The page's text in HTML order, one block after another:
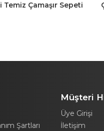
Çamaşır Sepeti
Şartları
Müşteri
Üye Girişi
İletişim